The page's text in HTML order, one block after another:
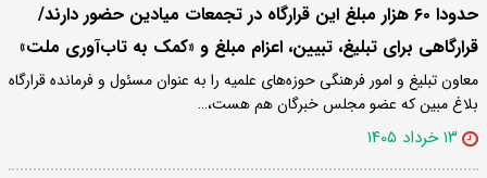
حدودا ۶۰ هزار مبلغ این قرارگاه در تجمعات میادین حضور دارند/
قرارگاهی برای تبلیغ، تبیین، اعزام مبلغ و «کمک به تاب‌آوری ملت»
معاون تبلیغ و امور فرهنگی حوزه‌های علمیه را به عنوان مسئول و فرمانده قرارگاه
بلاغ مبین که عضو مجلس خبرگان هم هست،…
۱۳ خرداد ۱۴۰۵